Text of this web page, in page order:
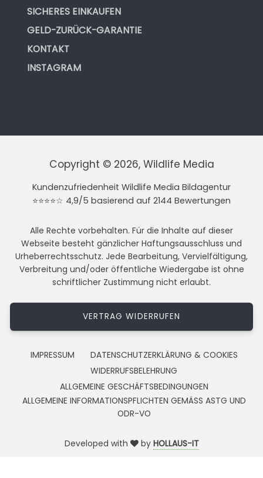
SICHERES EINKAUFEN
GELD-ZURÜCK-GARANTIE
KONTAKT
INSTAGRAM
Copyright © 2026, Wildlife Media
Kundenzufriedenheit Wildlife Media Bildagentur
⭐⭐⭐⭐☆ 4,9/5 basierend auf 2144 Bewertungen
Alle Rechte vorbehalten. Für die Inhalte auf dieser
Webseite besteht gänzlicher Haftungsausschluss und
Urheberrechtsschutz. Jede Bearbeitung, Vervielfältigung,
Verbreitung und/oder öffentliche Wiedergabe ist ohne
schriftlicher Zustimmung nicht erlaubt.
VERTRAG WIDERRUFEN
IMPRESSUM
DATENSCHUTZERKLÄRUNG & COOKIES
WIDERRUFSBELEHRUNG
ALLGEMEINE GESCHÄFTSBEDINGUNGEN
ALLGEMEINE INFORMATIONSPFLICHTEN GEMÄSS ASTG UND
ODR-VO
Developed with by HOLLAUS-IT